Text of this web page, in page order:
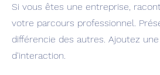
Si vous êtes une entreprise,
votre parcours professionnel.
différencie des autres. Ajoutez
d'interaction.